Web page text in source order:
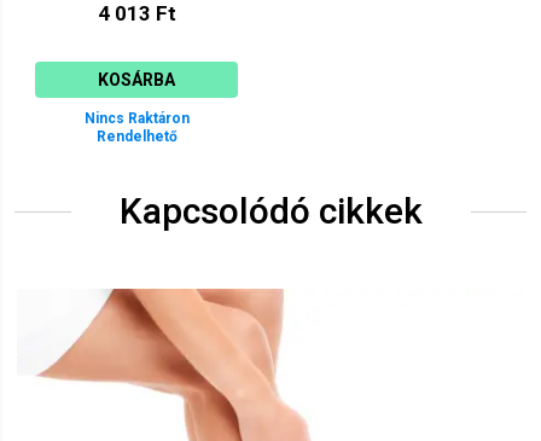
4 013 Ft
KOSÁRBA
Nincs Raktáron
Rendelhető
Kapcsolódó cikkek